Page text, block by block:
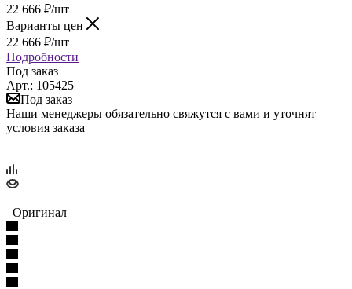
22 666 ₽/шт
Варианты цен
22 666 ₽/шт
Подробности
Под заказ
Арт.: 105425
Под заказ
Наши менеджеры обязательно свяжутся с вами и уточнят
условия заказа
Оригинал